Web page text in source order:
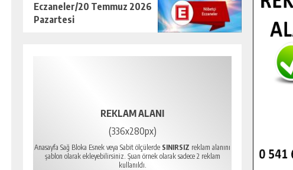
Eczaneler/20 Temmuz 2026
Pazartesi
REKLAM ALANI
(336x280px)
Anasayfa Sağ Bloka Esnek veya Sabit ölçülerde SINIRSIZ reklam alanını
şablon olarak ekleyebilirsiniz. Şuan örnek olarak sadece 2 reklam
kullanıldı.